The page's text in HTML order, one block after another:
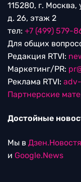
115280, г.
д. 26, этаж 2
тел: +7 (499) 579-
Для общих
Редакция RTVI:
Маркетинг/PR:
Реклама RTVI:
Партнерские
Достойные
Мы в
и Google.News